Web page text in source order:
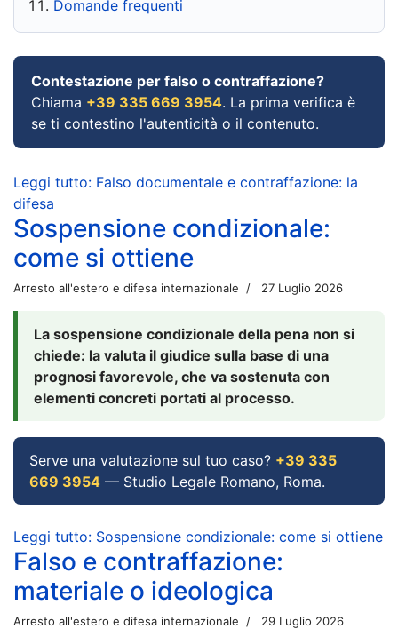
Domande frequenti
Contestazione per falso o contraffazione?
Chiama +39 335 669 3954. La prima verifica è
se ti contestino l'autenticità o il contenuto.
Leggi tutto: Falso documentale e contraffazione: la
difesa
Sospensione condizionale:
come si ottiene
Arresto all'estero e difesa internazionale 27 Luglio 2026
La sospensione condizionale della pena non si
chiede: la valuta il giudice sulla base di una
prognosi favorevole, che va sostenuta con
elementi concreti portati al processo.
Serve una valutazione sul tuo caso? +39 335
669 3954 — Studio Legale Romano, Roma.
Leggi tutto: Sospensione condizionale: come si ottiene
Falso e contraffazione:
materiale o ideologica
Arresto all'estero e difesa internazionale 29 Luglio 2026